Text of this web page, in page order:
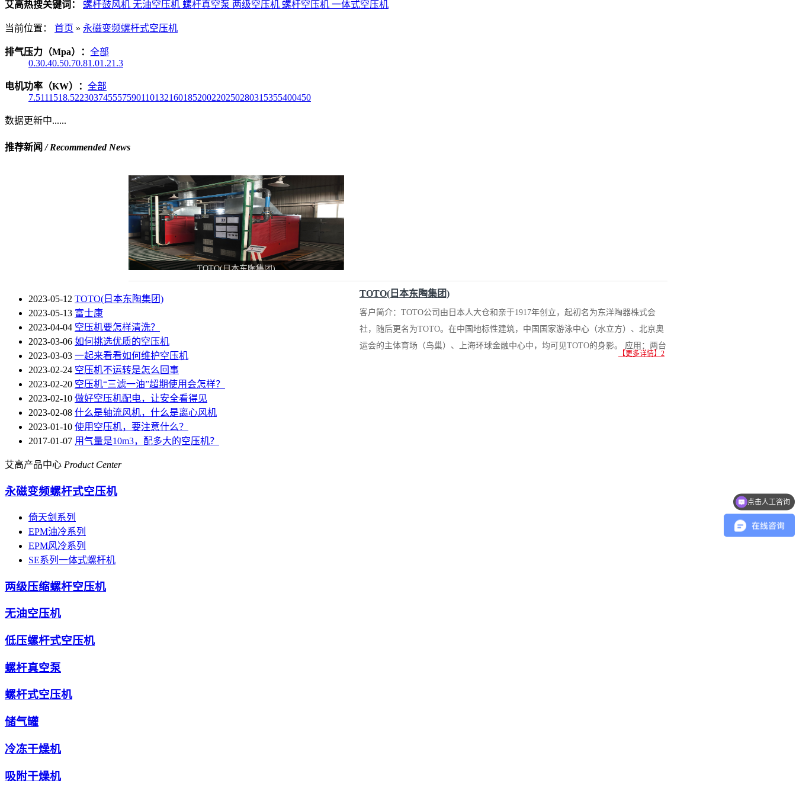
艾高热搜关键词： 螺杆鼓风机 无油空压机 螺杆真空泵 两级空压机 螺杆空压机 一体式空压机
当前位置： 首页 » 永磁变频螺杆式空压机
排气压力（Mpa）： 全部
0.30.40.50.70.81.01.21.3
电机功率（KW）： 全部
7.5111518.522303745557590110132160185200220250280315355400450
数据更新中......
推荐新闻/ Recommended News
TOTO(日本东陶集团)
TOTO(日本东陶集团)
客户简介：TOTO公司由日本人大仓和亲于1917年创立，起初名为东洋陶器株式会
社，随后更名为TOTO。在中国地标性建筑，中国国家游泳中心（水立方）、北京奥
运会的主体育场（鸟巢）、上海环球金融中心中，均可见TOTO的身影。 应用：两台
【更多详情】2
2023-05-12 TOTO(日本东陶集团)
2023-05-13 富士康
2023-04-04 空压机要怎样清洗？
2023-03-06 如何挑选优质的空压机
2023-03-03 一起来看看如何维护空压机
2023-02-24 空压机不运转是怎么回事
2023-02-20 空压机“三滤一油”超期使用会怎样？
2023-02-10 做好空压机配电，让安全看得见
2023-02-08 什么是轴流风机，什么是离心风机
2023-01-10 使用空压机，要注意什么？
2017-01-07 用气量是10m3，配多大的空压机？
艾高产品中心 Product Center
永磁变频螺杆式空压机
倚天剑系列
EPM油冷系列
EPM风冷系列
SE系列一体式螺杆机
两级压缩螺杆空压机
无油空压机
低压螺杆式空压机
螺杆真空泵
螺杆式空压机
储气罐
冷冻干燥机
吸附干燥机
点击人工咨询